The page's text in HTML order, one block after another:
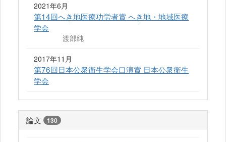
2021年6月
第14回へき地医療功労者賞 へき地・地域医療
学会
渡部純
2017年11月
第76回日本公衆衛生学会口演賞 日本公衆衛生
学会
論文 130